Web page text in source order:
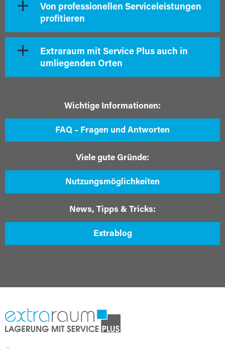
Von professionellen Serviceleistungen
profitieren
Extraraum mit Service Plus auch in
umliegenden Orten
Wichtige Informationen:
FAQ – Fragen und Antworten
Viele gute Gründe:
Nutzungsmöglichkeiten
News, Tipps & Tricks:
Extrablog